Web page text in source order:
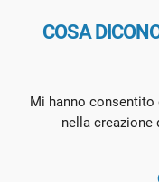
COSA
Mi hanno
nella creazione